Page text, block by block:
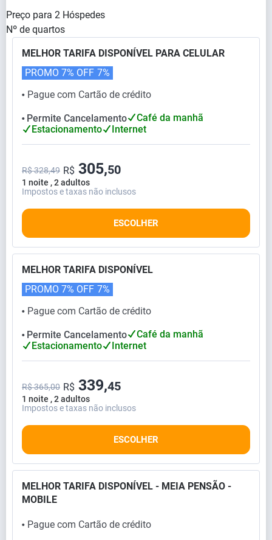
Preço para 2 Hóspedes
Nº de quartos
MELHOR TARIFA DISPONÍVEL PARA CELULAR
⬤ Pague com Cartão de crédito
PROMO 7% OFF 7%
⬤ Permite Cancelamento
Café da manhã
Estacionamento
Internet
1 noite , 2 adultos
R$ 328,49 R$ 305,50
Impostos e taxas não inclusos
ESCOLHER
MELHOR TARIFA DISPONÍVEL
⬤ Pague com Cartão de crédito
PROMO 7% OFF 7%
⬤ Permite Cancelamento
Café da manhã
Estacionamento
Internet
1 noite , 2 adultos
R$ 365,00 R$ 339,45
Impostos e taxas não inclusos
ESCOLHER
MELHOR TARIFA DISPONÍVEL - MEIA PENSÃO -
MOBILE
⬤ Pague com Cartão de crédito